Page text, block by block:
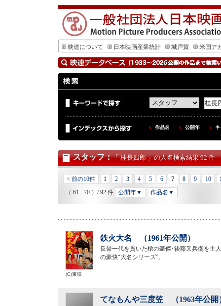
映連について 日本映画産業統計 城戸賞 米国ア
作品名 公開年
スタッフ：「 桂長四郎 」の人名検索結果 92 件
< 前の10件 1 2 3 4 5 6 7 8 9 10
（ 61 - 70 ）/ 92 件
公開年▼ 作品名▼
鉄火大名 （1961年公開）
反骨一代を貫いた槍の豪傑･後藤又兵衛を主
の豪快“大名シリーズ”。
(C)東映
てなもんや三度笠 （1963年公開